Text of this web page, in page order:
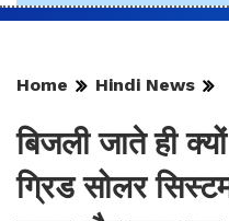
Home Hindi News
बिजली जाते ही
ग्रिड सोलर